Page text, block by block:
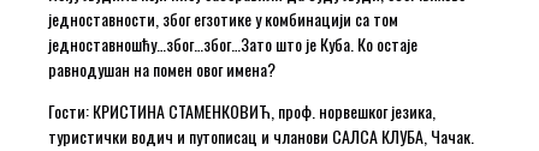
једноставности, због егзотике у комбинацији са том
једноставношћу…због…због…Зато што је Куба. Ко остаје
равнодушан на помен овог имена?
Гости: КРИСТИНА СТАМЕНКОВИЋ, проф. норвешког језика,
туристички водич и путописац и чланови САЛСА КЛУБА, Чачак.